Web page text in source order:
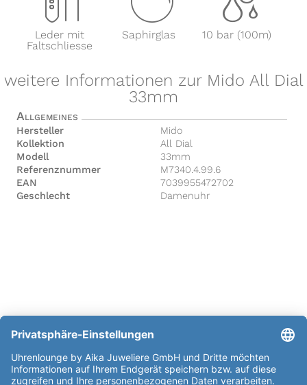
Leder mit
Faltschliesse
Saphirglas 10 bar (100m)
weitere Informationen zur Mido All Dial
33mm
Allgemeines
Hersteller
Mido
Kollektion
All Dial
Modell
33mm
Referenznummer
M7340.4.99.6
EAN
7039955472702
Geschlecht
Damenuhr